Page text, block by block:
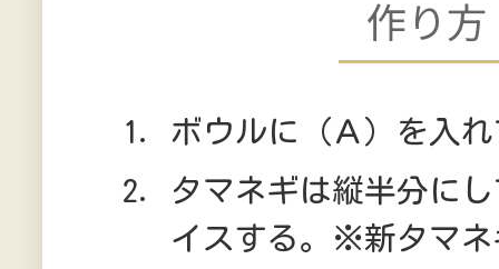
作り方
ボウルに（Ａ）を入
タマネギは縦半分に
イスする。※新タマ